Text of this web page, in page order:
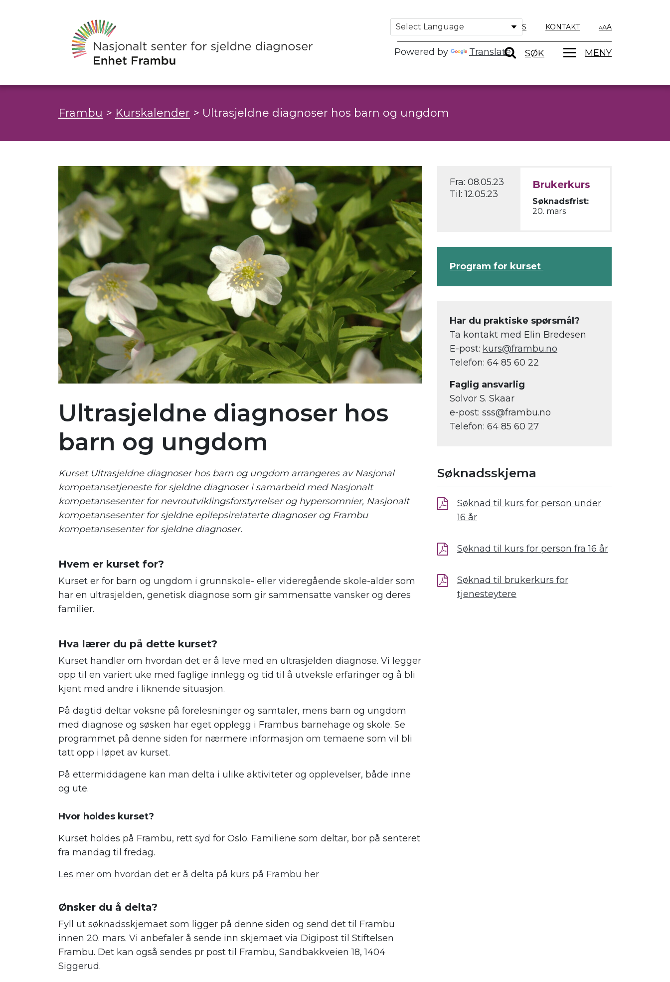
Powered by Translate
OM OSS KONTAKT A
SØK MENY
Frambu > Kurskalender > Ultrasjeldne diagnoser hos barn og ungdom
Ultrasjeldne diagnoser hos
barn og ungdom
Fra: 08.05.23
Til:12.05.23
Brukerkurs
Søknadsfrist:
20. mars
Program for kurset
Har du praktiske spørsmål?
Ta kontakt med Elin Bredesen
E-post: kurs@frambu.no
Telefon: 64 85 60 22
Faglig ansvarlig
Solvor S. Skaar
e-post: sss@frambu.no
Telefon: 64 85 60 27
Kurset Ultrasjeldne diagnoser hos barn og ungdom arrangeres av Nasjonal
kompetansetjeneste for sjeldne diagnoser i samarbeid med Nasjonalt
kompetansesenter for nevroutviklingsforstyrrelser og hypersomnier, Nasjonalt
kompetansesenter for sjeldne epilepsirelaterte diagnoser og Frambu
kompetansesenter for sjeldne diagnoser.
Hvem er kurset for?
Kurset er for barn og ungdom i grunnskole- eller videregående skole-alder som
har en ultrasjelden, genetisk diagnose som gir sammensatte vansker og deres
familier.
Hva lærer du på dette kurset?
Kurset handler om hvordan det er å leve med en ultrasjelden diagnose. Vi legger
opp til en variert uke med faglige innlegg og tid til å utveksle erfaringer og å bli
kjent med andre i liknende situasjon.
På dagtid deltar voksne på forelesninger og samtaler, mens barn og ungdom
med diagnose og søsken har eget opplegg i Frambus barnehage og skole. Se
programmet på denne siden for nærmere informasjon om temaene som vil bli
tatt opp i løpet av kurset.
På ettermiddagene kan man delta i ulike aktiviteter og opplevelser, både inne
og ute.
Hvor holdes kurset?
Kurset holdes på Frambu, rett syd for Oslo. Familiene som deltar, bor på senteret
fra mandag til fredag.
Les mer om hvordan det er å delta på kurs på Frambu her
Ønsker du å delta?
Fyll ut søknadsskjemaet som ligger på denne siden og send det til Frambu
innen 20. mars. Vi anbefaler å sende inn skjemaet via Digipost til Stiftelsen
Frambu. Det kan også sendes pr post til Frambu, Sandbakkveien 18, 1404
Siggerud.
Søknadsskjema
Søknad til kurs for person under
16 år
Søknad til kurs for person fra 16 år
Søknad til brukerkurs for
tjenesteytere